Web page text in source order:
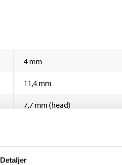
Detaljer
4 mm
11,4 mm
7,7 mm (head)
4 x 11,4